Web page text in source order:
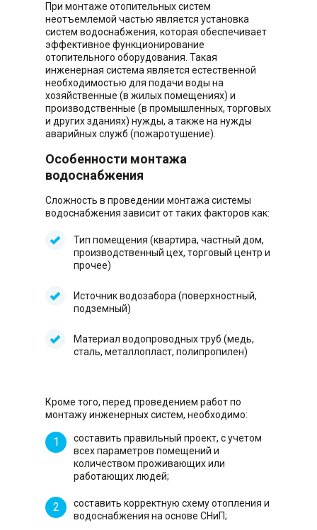
При монтаже отопительных систем
неотъемлемой частью является установка
систем водоснабжения, которая обеспечивает
эффективное функционирование
отопительного оборудования. Такая
инженерная система является естественной
необходимостью для подачи воды на
хозяйственные (в жилых помещениях) и
производственные (в промышленных, торговых
и других зданиях) нужды, а также на нужды
аварийных служб (пожаротушение).
Особенности монтажа
водоснабжения
Сложность в проведении монтажа системы
водоснабжения зависит от таких факторов как:
Тип помещения (квартира, частный дом,
производственный цех, торговый центр и
прочее)
Источник водозабора (поверхностный,
подземный)
Материал водопроводных труб (медь,
сталь, металлопласт, полипропилен)
Кроме того, перед проведением работ по
монтажу инженерных систем, необходимо:
составить правильный проект, с учетом
всех параметров помещений и
количеством проживающих или
работающих людей;
составить корректную схему отопления и
водоснабжения на основе СНиП;